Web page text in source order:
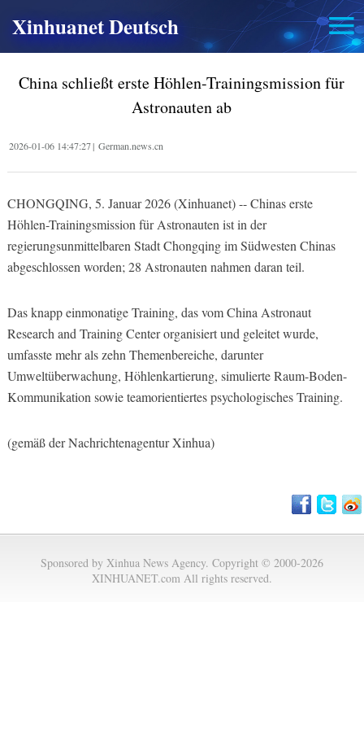
Xinhuanet Deutsch
China schließt erste Höhlen-Trainingsmission für
Astronauten ab
2026-01-06 14:47:27| German.news.cn
CHONGQING, 5. Januar 2026 (Xinhuanet) -- Chinas erste
Höhlen-Trainingsmission für Astronauten ist in der
regierungsunmittelbaren Stadt Chongqing im Südwesten Chinas
abgeschlossen worden; 28 Astronauten nahmen daran teil.
Das knapp einmonatige Training, das vom China Astronaut
Research and Training Center organisiert und geleitet wurde,
umfasste mehr als zehn Themenbereiche, darunter
Umweltüberwachung, Höhlenkartierung, simulierte Raum-Boden-
Kommunikation sowie teamorientiertes psychologisches Training.
(gemäß der Nachrichtenagentur Xinhua)
Sponsored by Xinhua News Agency. Copyright © 2000-2026
XINHUANET.com All rights reserved.